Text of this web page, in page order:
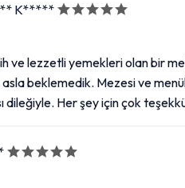
K*****
ve lezzetli yemekleri olan bir
asla beklemedik. Mezesi ve
dileğiyle. Her şey için çok